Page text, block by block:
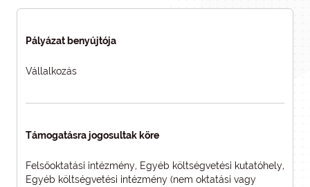
Pályázat benyújtója
Vállalkozás
Támogatásra jogosultak köre
Felsőoktatási intézmény, Egyéb költségvetési kutatóhely,
Egyéb költségvetési intézmény (nem oktatási vagy